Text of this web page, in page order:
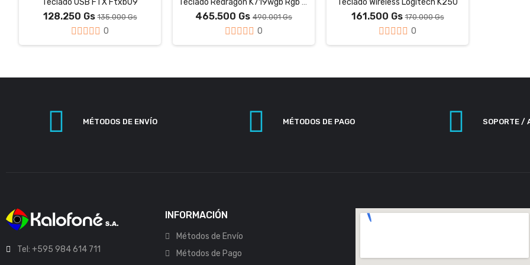
128.250 Gs135.000 Gs
0
465.500 Gs 490.001 Gs
0
161.500 Gs170.000 Gs
0
MÉTODOS DE ENVÍO MÉTODOS DE PAGO SOPORTE /
Tel: +595 984 614 711
INFORMACIÓN
Métodos de Envío
Métodos de Pago